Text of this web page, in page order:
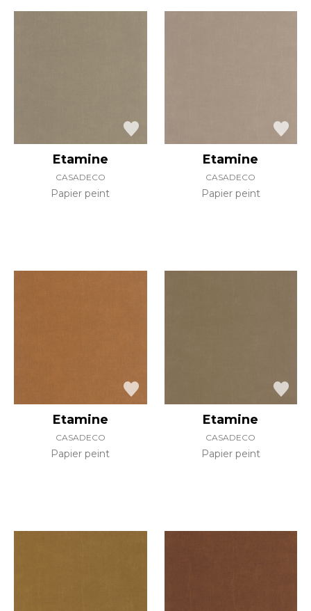
Etamine
CASADECO
Papier peint
Etamine
CASADECO
Papier peint
Etamine
CASADECO
Papier peint
Etamine
CASADECO
Papier peint